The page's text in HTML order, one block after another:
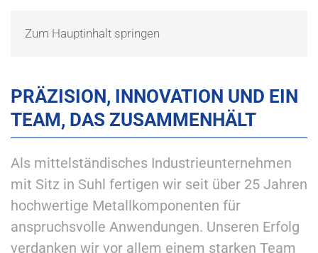
Zum Hauptinhalt springen
SYSTEMTECHNIK
VIA LASER & SYSTEMTECHNIK
PRÄZISION, INNOVATION UND EIN
TEAM, DAS ZUSAMMENHÄLT
Als mittelständisches Industrieunternehmen
mit Sitz in Suhl fertigen wir seit über 25 Jahren
hochwertige Metallkomponenten für
anspruchsvolle Anwendungen. Unseren Erfolg
verdanken wir vor allem einem starken Team